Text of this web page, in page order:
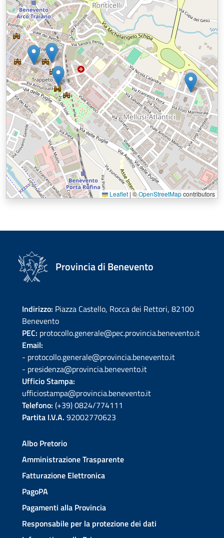
Leaflet |©OpenStreetMapcontributors
Provincia di Benevento
Indirizzo: Piazza Castello, Rocca dei Rettori, 82100
Benevento
PEC: protocollo.generale@pec.provincia.benevento.it
Email:
- protocollo.generale@provincia.benevento.it
- presidenza@provincia.benevento.it
Ufficio Stampa:
ufficiostampa@provincia.benevento.it
Telefono: (+39) 0824/774111
Partita I.V.A. 92002770623
Albo Pretorio
Amministrazione Trasparente
Fatturazione Elettronica
PagoPA
Pagamenti alla Provincia
Responsabile per la protezione dei dati